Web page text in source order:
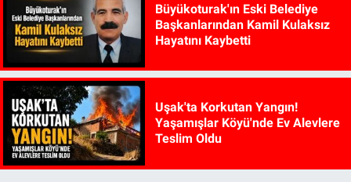
Büyükoturak'ın Eski Belediye
Başkanlarından Kamil Kulaksız
Hayatını Kaybetti
Uşak'ta Korkutan Yangın!
Yaşamışlar Köyü'nde Ev Alevlere
Teslim Oldu